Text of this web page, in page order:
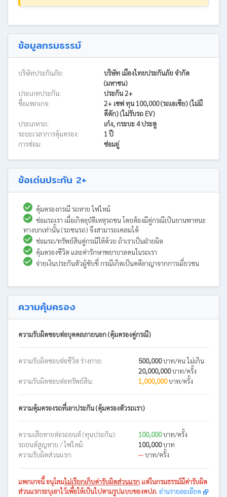
ข้อมูลกรมธรรม์
บริษัทประกันภัย:
บริษัท เมืองไทยประกันภัย จำกัด
(มหาชน)
ประเภทประกัน:
ประกัน 2+
ชื่อแพกเกจ:
2+ เซฟ ทุน 100,000 (รถเอเชีย) (ไม่มี
ดีดัก) (ไม่รับรถ EV)
ประเภทรถ:
เก๋ง, กระบะ 4 ประตู
ระยะเวลาการคุ้มครอง:
1 ปี
การซ่อม:
ซ่อมอู่
ข้อเด่นประกัน 2+
คุ้มครองกรณี รถหาย ไฟไหม้
ซ่อมรถเรา เมื่อเกิดอุบัติเหตุรถชน โดยต้องมีคู่กรณีเป็นยานพาหนะ
ทางบกเท่านั้น (รถชนรถ) จึงสามารถเคลมได้
ซ่อมรถ/ทรัพย์สินคู่กรณีให้ด้วย ถ้าเราเป็นฝ่ายผิด
คุ้มครองชีวิต และค่ารักษาพยาบาลคนในรถเรา
จ่ายเงินประกันตัวผู้ขับขี่ กรณีเกิดเป็นคดีอาญาจากการเฉี่ยวชน
ความคุ้มครอง
ความรับผิดชอบต่อบุคคลภายนอก (คุ้มครองคู่กรณี)
ความรับผิดชอบต่อชีวิต ร่างกาย: 500,000บาท/คน ไม่เกิน
20,000,000บาท/ครั้ง
ความรับผิดชอบต่อทรัพย์สิน:
1,000,000บาท/ครั้ง
ความคุ้มครองรถที่เอาประกัน (คุ้มครองตัวรถเรา)
ความเสียหายต่อรถยนต์ (ทุนประกัน): 100,000บาท/ครั้ง
รถยนต์สูญหาย / ไฟไหม้:
100,000บาท
ความรับผิดส่วนแรก:
--บาท/ครั้ง
แพกเกจนี้อนุโลมไม่เรียกเก็บค่ารับผิดส่วนแรก แต่ในกรมธรรม์มีค่ารับผิด
ส่วนแรกระบุเอาไว้เพื่อให้เป็นไปตามรูปแบบของคปภ.อ่านรายละเอียด